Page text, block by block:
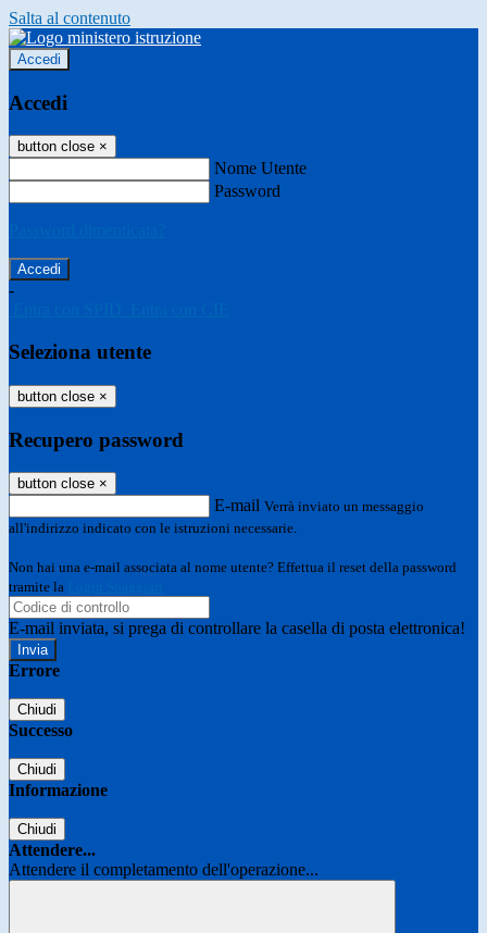
Salta al contenuto
Accedi
Accedi
button close ×
Nome Utente
Password
-
Seleziona utente
button close ×
Recupero password
button close ×
E-mail Verrà inviato un messaggio
all'indirizzo indicato con le istruzioni necessarie.
Non hai una e-mail associata al nome utente? Effettua il reset della password
tramite la
E-mail inviata, si prega di controllare la casella di posta elettronica!
Errore
Chiudi
Successo
Chiudi
Informazione
Chiudi
Attendere...
Attendere il completamento dell'operazione...